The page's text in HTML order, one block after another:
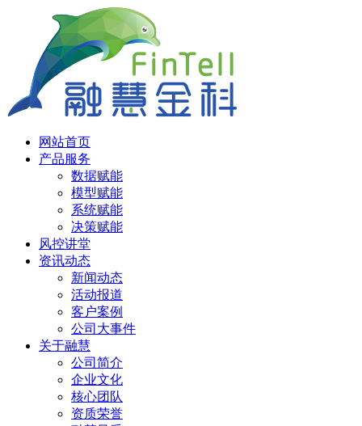
网站首页
产品服务
数据赋能
模型赋能
系统赋能
决策赋能
风控讲堂
资讯动态
新闻动态
活动报道
客户案例
公司大事件
关于融慧
公司简介
企业文化
核心团队
资质荣誉